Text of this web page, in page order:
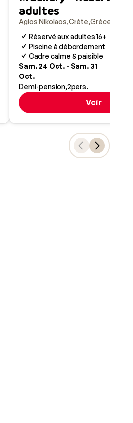
adultes
Agios Nikolaos Crète Grèce
Réservé aux adultes 16+
Piscine à débordement
Cadre calme & paisible
Sam. 24 Oct. - Sam. 31
Oct.
Demi-pension 2pers.
Voir